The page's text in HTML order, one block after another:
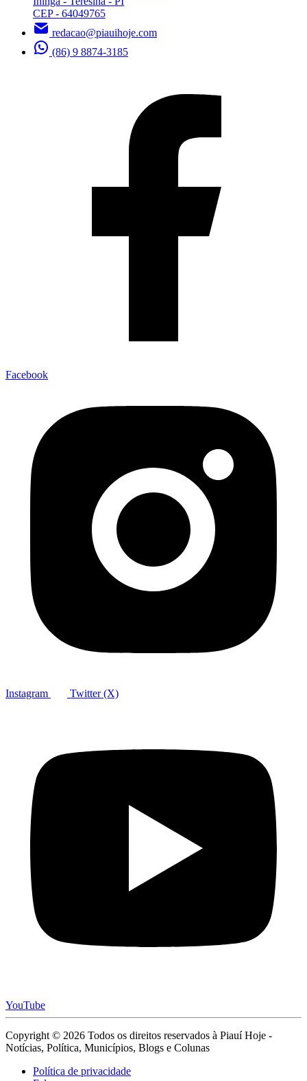
CEP - 64049765
redacao@piauihoje.com
(86) 9 8874-3185
Facebook
Instagram Twitter (X)
YouTube
Copyright © 2026 Todos os direitos reservados à Piauí Hoje -
Notícias, Política, Municípios, Blogs e Colunas
Política de privacidade